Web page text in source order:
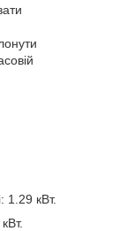
1.29 кВт.